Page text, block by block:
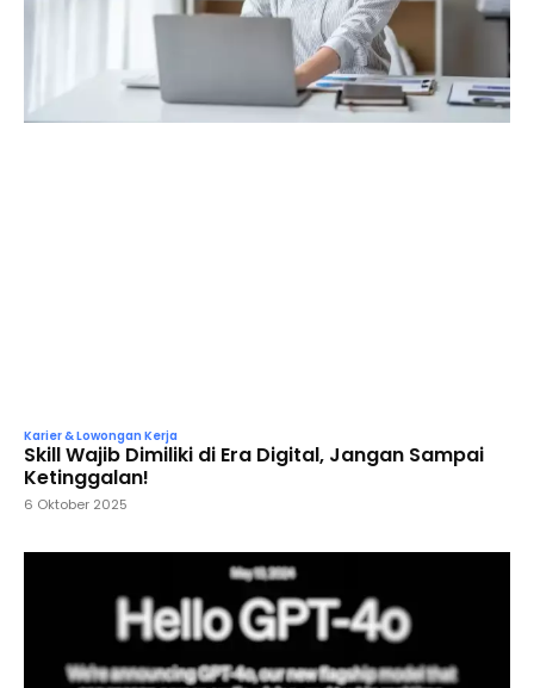
Karier & Lowongan Kerja
Skill Wajib Dimiliki di Era Digital, Jangan Sampai
Ketinggalan!
6 Oktober 2025